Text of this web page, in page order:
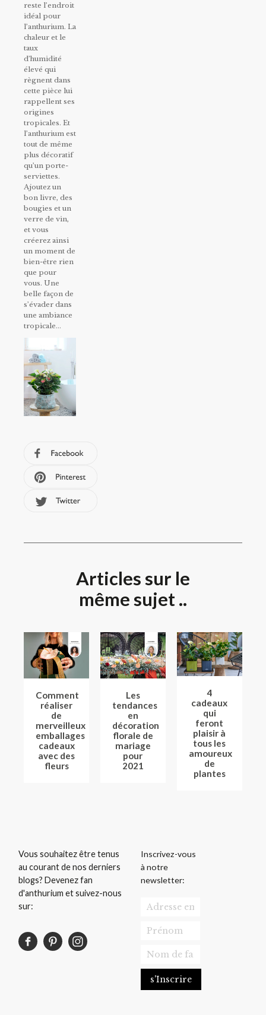
reste l’endroit
idéal pour
l’anthurium. La
chaleur et le
taux
d’humidité
élevé qui
règnent dans
cette pièce lui
rappellent ses
origines
tropicales. Et
l’anthurium est
tout de même
plus décoratif
qu’un porte-
serviettes.
Ajoutez un
bon livre, des
bougies et un
verre de vin,
et vous
créerez ainsi
un moment de
bien-être rien
que pour
vous. Une
belle façon de
s’évader dans
une ambiance
tropicale…
Articles sur le
même sujet ..
Comment
réaliser
de
merveilleux
emballages
cadeaux
avec des
fleurs
Les
tendances
en
décoration
florale de
mariage
pour
2021
4
cadeaux
qui
feront
plaisir à
tous les
amoureux
de
plantes
Vous souhaitez être tenus
au courant de nos derniers
blogs? Devenez fan
d'anthurium et suivez-nous
sur:
Inscrivez-vous
à notre
newsletter: